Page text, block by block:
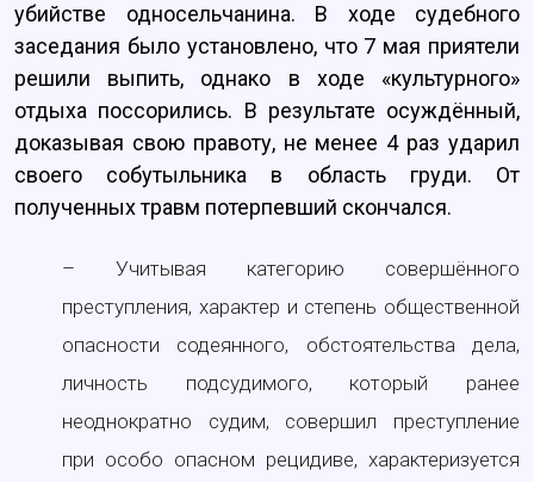
убийстве односельчанина. В ходе судебного
заседания было установлено, что 7 мая приятели
решили выпить, однако в ходе «культурного»
отдыха поссорились. В результате осуждённый,
доказывая свою правоту, не менее 4 раз ударил
своего собутыльника в область груди. От
полученных травм потерпевший скончался.
– Учитывая категорию совершённого
преступления, характер и степень общественной
опасности содеянного, обстоятельства дела,
личность подсудимого, который ранее
неоднократно судим, совершил преступление
при особо опасном рецидиве, характеризуется